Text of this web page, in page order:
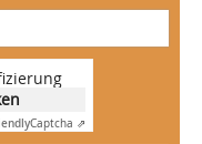
Captcha ⇗